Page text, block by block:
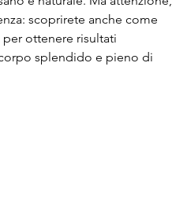
scoprirete anche come
ottenere risultati
splendido e pieno di